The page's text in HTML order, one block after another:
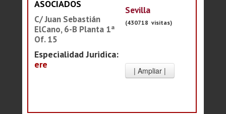
ASOCIADOS
C/ Juan Sebastián
ElCano, 6-B Planta 1ª
Of. 15
Especialidad Juridica:
ere
Sevilla
(430718 visitas)